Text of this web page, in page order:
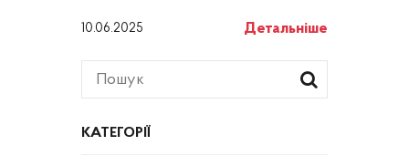
КАТЕГОРІЇ
10.06.2025 Детальніше